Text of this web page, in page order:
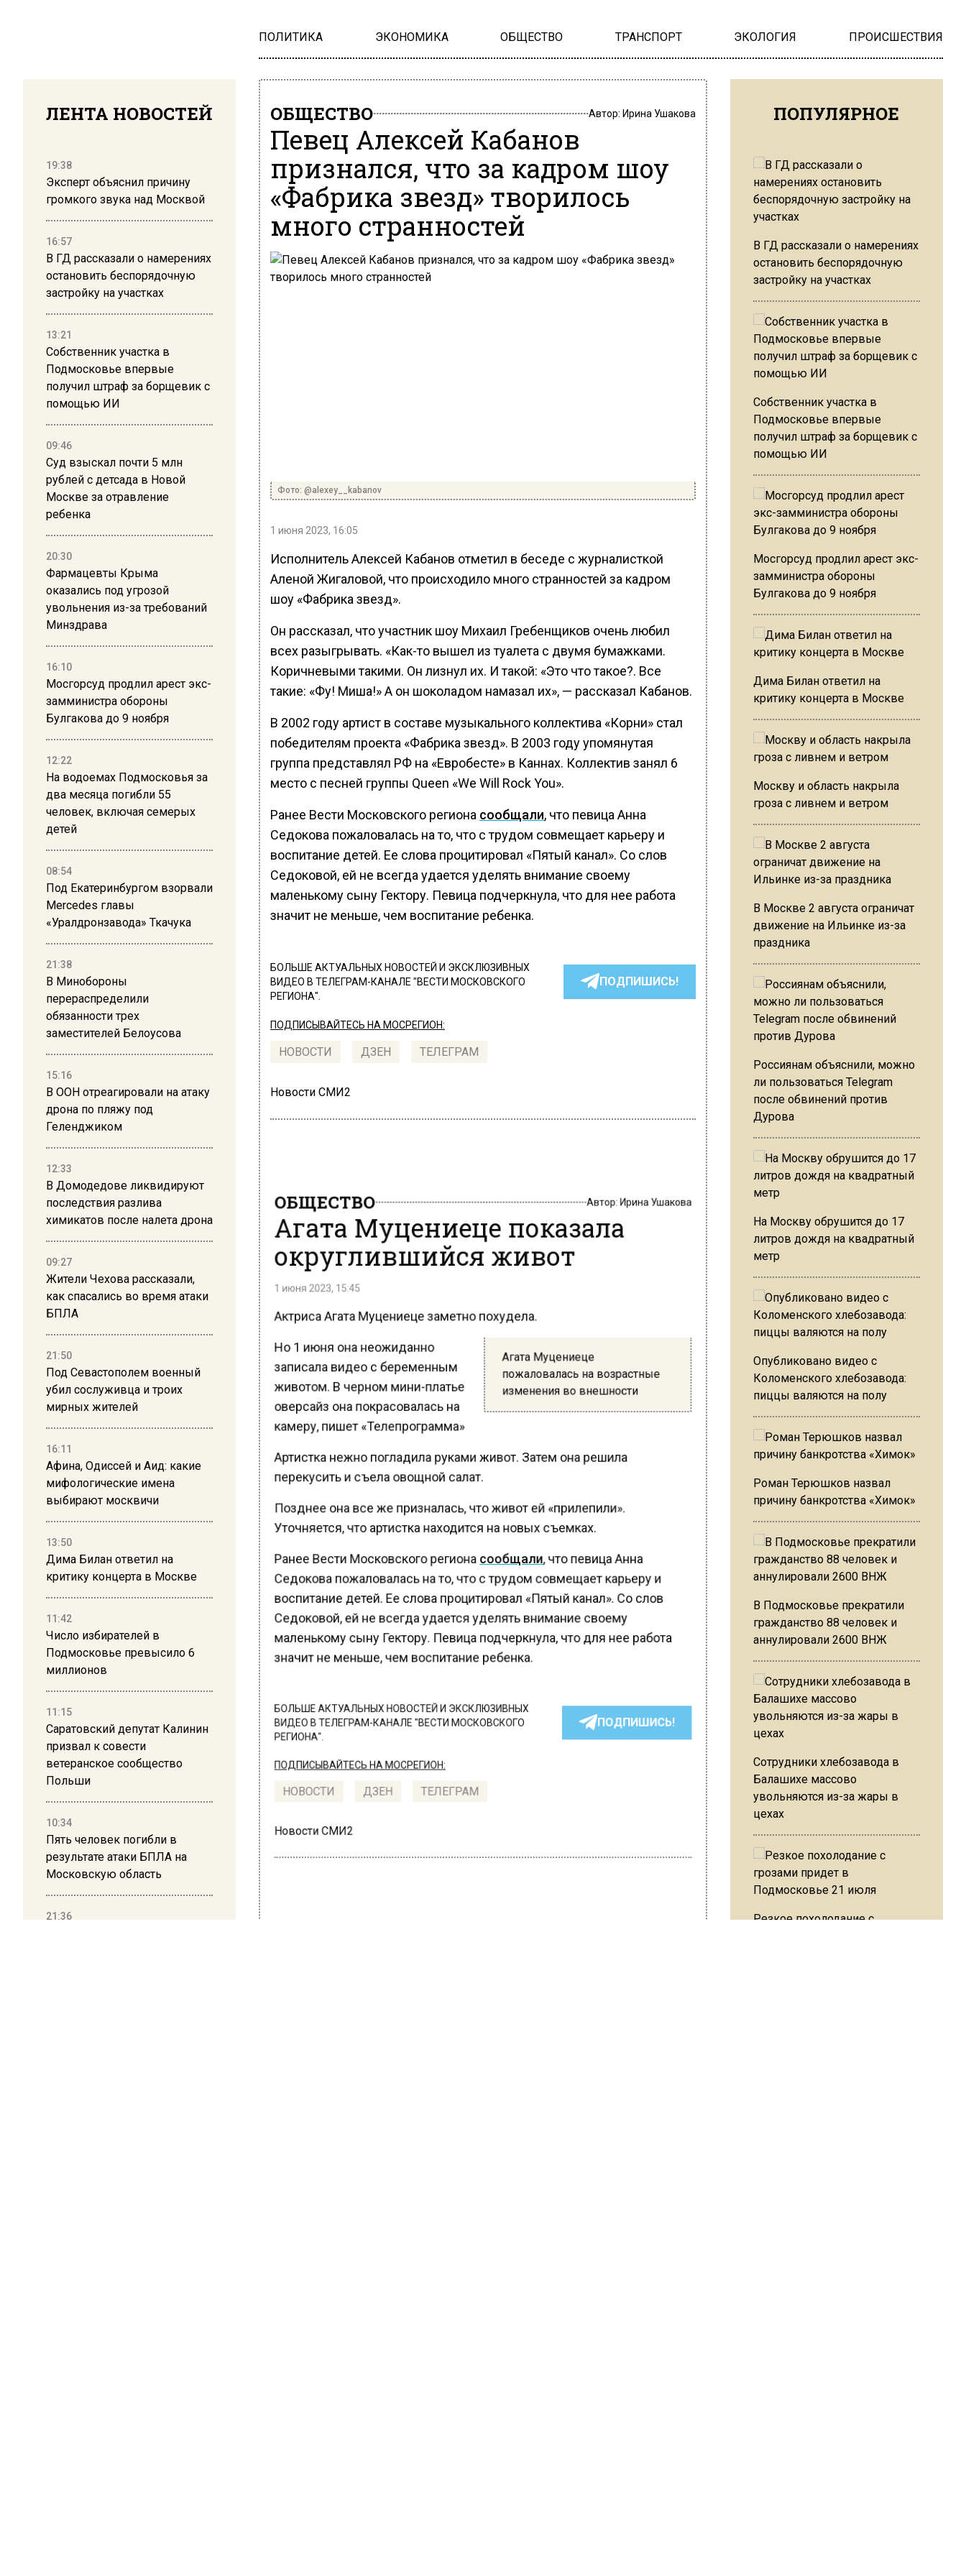
ПОЛИТИКА ЭКОНОМИКА ОБЩЕСТВО ТРАНСПОРТ ЭКОЛОГИЯ ПРОИСШЕСТВИЯ
ЛЕНТА НОВОСТЕЙ
19:38
Эксперт объяснил причину
громкого звука над Москвой
16:57
В ГД рассказали о намерениях
остановить беспорядочную
застройку на участках
13:21
Собственник участка в
Подмосковье впервые
получил штраф за борщевик с
помощью ИИ
09:46
Суд взыскал почти 5 млн
рублей с детсада в Новой
Москве за отравление
ребенка
20:30
Фармацевты Крыма
оказались под угрозой
увольнения из-за требований
Минздрава
16:10
Мосгорсуд продлил арест экс-
замминистра обороны
Булгакова до 9 ноября
12:22
На водоемах Подмосковья за
два месяца погибли 55
человек, включая семерых
детей
08:54
Под Екатеринбургом взорвали
Mercedes главы
«Уралдронзавода» Ткачука
21:38
В Минобороны
перераспределили
обязанности трех
заместителей Белоусова
15:16
В ООН отреагировали на атаку
дрона по пляжу под
Геленджиком
12:33
В Домодедове ликвидируют
последствия разлива
химикатов после налета дрона
09:27
Жители Чехова рассказали,
как спасались во время атаки
БПЛА
21:50
Под Севастополем военный
убил сослуживца и троих
мирных жителей
16:11
Афина, Одиссей и Аид: какие
мифологические имена
выбирают москвичи
13:50
Дима Билан ответил на
критику концерта в Москве
11:42
Число избирателей в
Подмосковье превысило 6
миллионов
11:15
Саратовский депутат Калинин
призвал к совести
ветеранское сообщество
Польши
10:34
Пять человек погибли в
результате атаки БПЛА на
Московскую область
21:36
ОБЩЕСТВО Автор: Ирина Ушакова
Певец Алексей Кабанов
признался, что за кадром шоу
«Фабрика звезд» творилось
много странностей
Фото: @alexey__kabanov
1 июня 2023, 16:05
Исполнитель Алексей Кабанов отметил в беседе с журналисткой
Аленой Жигаловой, что происходило много странностей за кадром
шоу «Фабрика звезд».
Он рассказал, что участник шоу Михаил Гребенщиков очень любил
всех разыгрывать. «Как-то вышел из туалета с двумя бумажками.
Коричневыми такими. Он лизнул их. И такой: «Это что такое?. Все
такие: «Фу! Миша!» А он шоколадом намазал их», — рассказал Кабанов.
В 2002 году артист в составе музыкального коллектива «Корни» стал
победителям проекта «Фабрика звезд». В 2003 году упомянутая
группа представлял РФ на «Евробесте» в Каннах. Коллектив занял 6
место с песней группы Queen «We Will Rock You».
Ранее Вести Московского региона сообщали, что певица Анна
Седокова пожаловалась на то, что с трудом совмещает карьеру и
воспитание детей. Ее слова процитировал «Пятый канал». Со слов
Седоковой, ей не всегда удается уделять внимание своему
маленькому сыну Гектору. Певица подчеркнула, что для нее работа
значит не меньше, чем воспитание ребенка.
БОЛЬШЕ АКТУАЛЬНЫХ НОВОСТЕЙ И ЭКСКЛЮЗИВНЫХ
ВИДЕО В ТЕЛЕГРАМ-КАНАЛЕ "ВЕСТИ МОСКОВСКОГО
РЕГИОНА".
ПОДПИШИСЬ!
ПОДПИСЫВАЙТЕСЬ НА МОСРЕГИОН:
НОВОСТИ ДЗЕН ТЕЛЕГРАМ
Новости СМИ2
ОБЩЕСТВО
Агата Муцениеце показала
округлившийся живот
1 июня 2023, 15:45
Актриса Агата Муцениеце заметно похудела.
Агата Муцениеце
пожаловалась на возрастные
изменения во внешности
Но 1 июня она неожиданно
записала видео с беременным
животом. В черном мини-платье
оверсайз она покрасовалась на
камеру, пишет «Телепрограмма»
Артистка нежно погладила руками живот. Затем она решила
перекусить и съела овощной салат.
Позднее она все же призналась, что живот ей «прилепили».
Уточняется, что артистка находится на новых съемках.
Ранее Вести Московского региона сообщали , что певица Анна
Седокова пожаловалась на то, что с трудом совмещает карьеру и
воспитание детей. Ее слова процитировал «Пятый канал». Со слов
Седоковой, ей не всегда удается уделять внимание своему
маленькому сыну Гектору. Певица подчеркнула, что для нее работа
значит не меньше, чем воспитание ребенка.
БОЛЬШЕ АКТУАЛЬНЫХ НОВОСТЕЙ И ЭКСКЛЮЗИВНЫХ
ВИДЕО В ТЕЛЕГРАМ-КАНАЛЕ "ВЕСТИ МОСКОВСКОГО
РЕГИОНА".
ПОДПИШИСЬ!
ПОДПИСЫВАЙТЕСЬ НА МОСРЕГИОН:
НОВОСТИ ДЗЕН ТЕЛЕГРАМ
Новости СМИ2
ПОПУЛЯРНОЕ
В ГД рассказали о намерениях
остановить беспорядочную
застройку на участках
Собственник участка в
Подмосковье впервые
получил штраф за борщевик с
помощью ИИ
Мосгорсуд продлил арест экс-
замминистра обороны
Булгакова до 9 ноября
Дима Билан ответил на
критику концерта в Москве
Москву и область накрыла
гроза с ливнем и ветром
В Москве 2 августа ограничат
движение на Ильинке из-за
праздника
Россиянам объяснили, можно
ли пользоваться Telegram
после обвинений против
Дурова
На Москву обрушится до 17
литров дождя на квадратный
метр
Опубликовано видео с
Коломенского хлебозавода:
пиццы валяются на полу
Роман Терюшков назвал
причину банкротства «Химок»
В Подмосковье прекратили
гражданство 88 человек и
аннулировали 2600 ВНЖ
Сотрудники хлебозавода в
Балашихе массово
увольняются из-за жары в
цехах
Резкое похолодание с